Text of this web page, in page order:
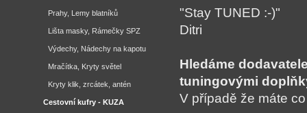
"Stay TUNED :-)"
Ditri
Hledáme
tuningovými
V případě že máte
Prahy, Lemy blatníků
Lišta masky, Rámečky SPZ
Výdechy, Nádechy na kapotu
Mračítka, Kryty světel
Kryty klik, zrcátek, antén
Cestovní kufry - KUZA